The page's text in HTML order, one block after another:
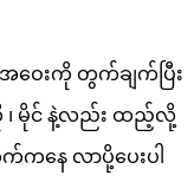
ေးကို တွက်ချက်ပြီး
မိုင် နဲ့လည်း ထည့်လို့
နေ လာပို့ပေးပါ